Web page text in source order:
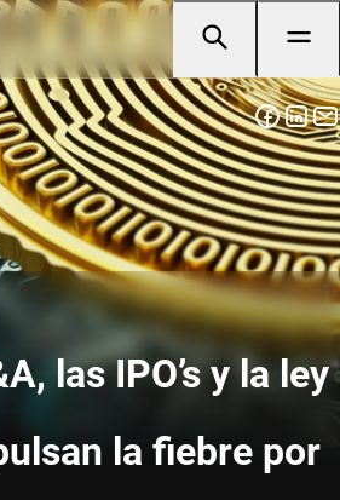
las IPO’s y la ley
la fiebre por